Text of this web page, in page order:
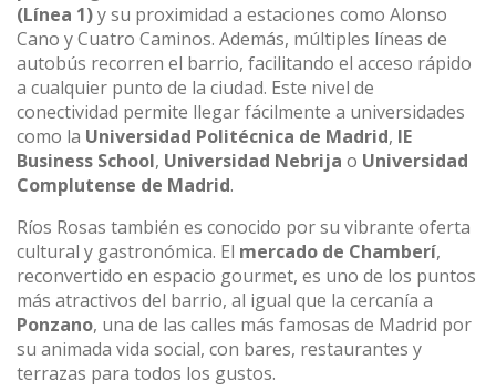
(Línea 1)y su proximidad a estaciones como Alonso
Cano y Cuatro Caminos. Además, múltiples líneas de
autobús recorren el barrio, facilitando el acceso rápido
a cualquier punto de la ciudad. Este nivel de
conectividad permite llegar fácilmente a universidades
como la Universidad Politécnica de Madrid, IE
Business School, Universidad Nebrija o Universidad
Complutense de Madrid.
Ríos Rosas también es conocido por su vibrante oferta
cultural y gastronómica. El mercado de Chamberí,
reconvertido en espacio gourmet, es uno de los puntos
más atractivos del barrio, al igual que la cercanía a
Ponzano, una de las calles más famosas de Madrid por
su animada vida social, con bares, restaurantes y
terrazas para todos los gustos.